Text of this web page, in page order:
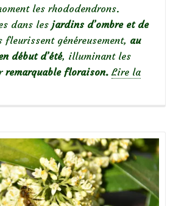
les rhododendrons.
dans les jardins d’ombre et de
fleurissent généreusement, au
début d’été, illuminant les
remarquable floraison. Lire la